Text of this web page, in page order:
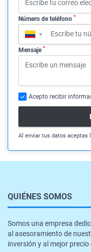
Número de teléfono *
▼
Mensaje *
Acepto recibir
Al enviar tus datos aceptas
QUIÉNES SOMOS
Somos una empresa
al asesoramiento de
inversión y al mejor precio